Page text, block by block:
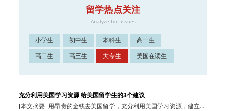
留学热点关注
Analyze hot issues
小学生 初中生 本科生
高一生
高二生
高三生 大专生 美国在读生
充分利用美国学习资源 给美国留学生的3个建议
[本文摘要] 用昂贵的金钱去美国留学，充分利用美国学习资源，建立自